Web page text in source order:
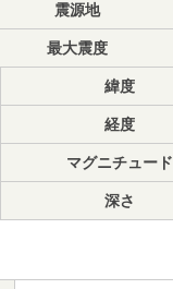
震源地
最大震度
緯度
経度
マグニチュード
深さ